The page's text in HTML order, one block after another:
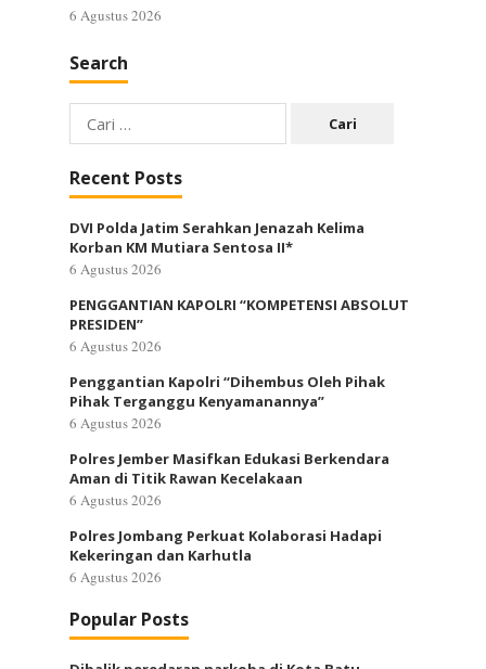
6 Agustus 2026
Search
Cari
untuk:
Recent Posts
DVI Polda Jatim Serahkan Jenazah Kelima
Korban KM Mutiara Sentosa II*
6 Agustus 2026
PENGGANTIAN KAPOLRI “KOMPETENSI ABSOLUT
PRESIDEN”
6 Agustus 2026
Penggantian Kapolri “Dihembus Oleh Pihak
Pihak Terganggu Kenyamanannya”
6 Agustus 2026
Polres Jember Masifkan Edukasi Berkendara
Aman di Titik Rawan Kecelakaan
6 Agustus 2026
Polres Jombang Perkuat Kolaborasi Hadapi
Kekeringan dan Karhutla
6 Agustus 2026
Popular Posts